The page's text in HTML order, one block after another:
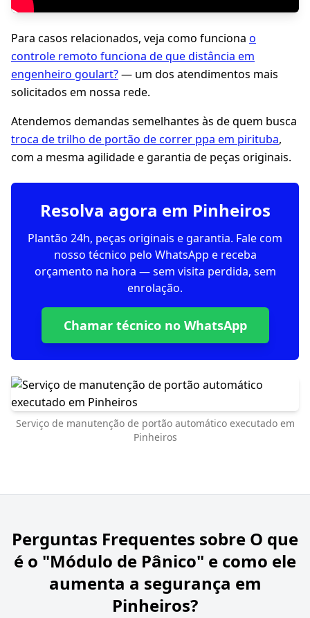
Para casos relacionados, veja como funciona o
controle remoto funciona de que distância em
engenheiro goulart?— um dos atendimentos mais
solicitados em nossa rede.
Atendemos demandas semelhantes às de quem busca
troca de trilho de portão de correr ppa em pirituba,
com a mesma agilidade e garantia de peças originais.
Resolva agora em Pinheiros
Plantão 24h, peças originais e garantia. Fale com
nosso técnico pelo WhatsApp e receba
orçamento na hora — sem visita perdida, sem
enrolação.
Chamar técnico no WhatsApp
Serviço de manutenção de portão automático executado em
Pinheiros
Perguntas Frequentes sobre O que
é o "Módulo de Pânico" e como ele
aumenta a segurança em
Pinheiros?